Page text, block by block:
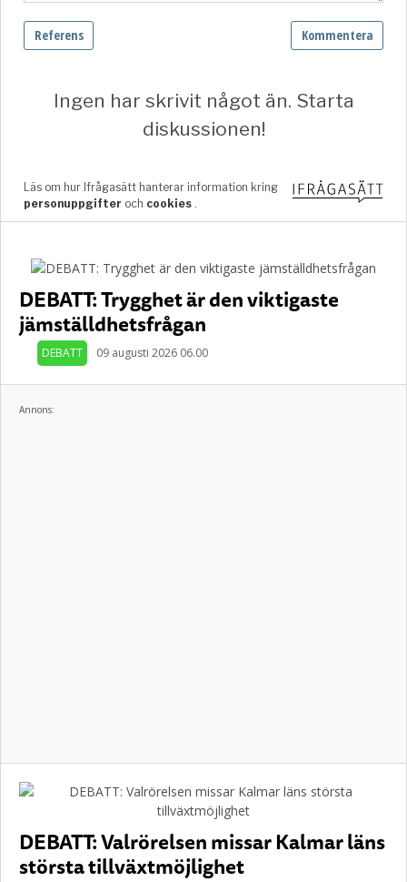
DEBATT: Trygghet är den viktigaste
jämställdhetsfrågan
DEBATT 09 augusti 2026 06.00
Annons:
DEBATT: Valrörelsen missar Kalmar läns
största tillväxtmöjlighet